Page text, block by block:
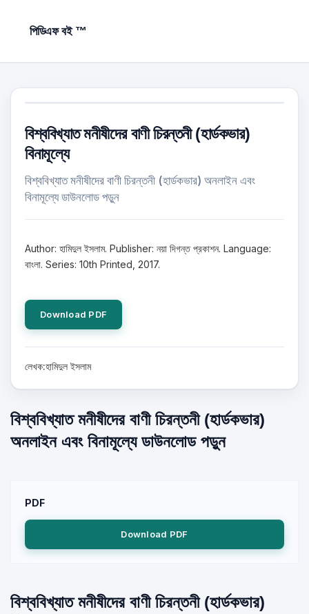
পিডিএফ বই ™
বিশ্ববিখ্যাত মনীষীদের বাণী চিরন্তনী (হার্ডকভার)
বিনামূল্যে
বিশ্ববিখ্যাত মনীষীদের বাণী চিরন্তনী (হার্ডকভার) অনলাইন এবং
বিনামূল্যে ডাউনলোড পড়ুন
Author: হামিদুল ইসলাম. Publisher: নয়া দিগন্ত প্রকাশন. Language:
বাংলা. Series: 10th Printed, 2017.
Download PDF
লেখক:হামিদুল ইসলাম
বিশ্ববিখ্যাত মনীষীদের বাণী চিরন্তনী (হার্ডকভার)
অনলাইন এবং বিনামূল্যে ডাউনলোড পড়ুন
PDF
Download PDF
বিশ্ববিখ্যাত মনীষীদের বাণী চিরন্তনী (হার্ডকভার)